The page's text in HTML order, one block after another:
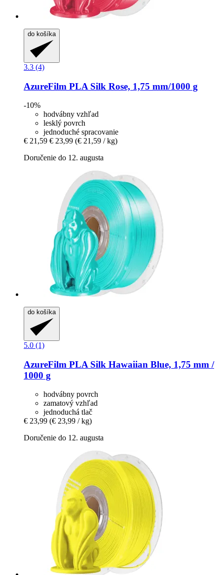
do košíka
3.3 (4)
AzureFilm PLA Silk Rose, 1,75 mm/1000 g
-10%
hodvábny vzhľad
lesklý povrch
jednoduché spracovanie
€ 21,59 € 23,99 (€ 21,59 / kg)
Doručenie do 12. augusta
do košíka
5.0 (1)
AzureFilm PLA Silk Hawaiian Blue, 1,75 mm /
1000 g
hodvábny povrch
zamatový vzhľad
jednoduchá tlač
€ 23,99 (€ 23,99 / kg)
Doručenie do 12. augusta